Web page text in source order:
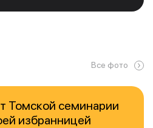
Все фото
Томской семинарии
избранницей